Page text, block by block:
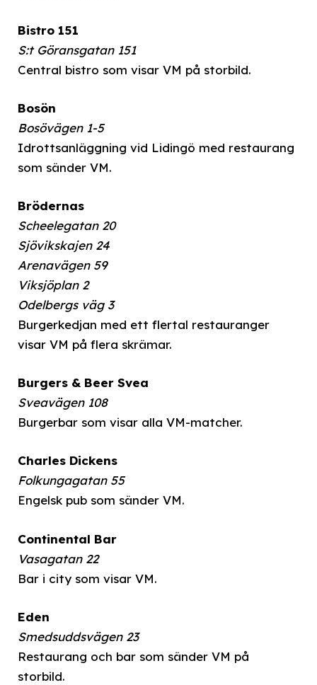
Bistro 151
S:t Göransgatan 151
Central bistro som visar VM på storbild.
Bosön
Bosövägen 1-5
Idrottsanläggning vid Lidingö med restaurang
som sänder VM.
Brödernas
Scheelegatan 20
Sjövikskajen 24
Arenavägen 59
Viksjöplan 2
Odelbergs väg 3
Burgerkedjan med ett flertal restauranger
visar VM på flera skrämar.
Burgers & Beer Svea
Sveavägen 108
Burgerbar som visar alla VM-matcher.
Charles Dickens
Folkungagatan 55
Engelsk pub som sänder VM.
Continental Bar
Vasagatan 22
Bar i city som visar VM.
Eden
Smedsuddsvägen 23
Restaurang och bar som sänder VM på
storbild.